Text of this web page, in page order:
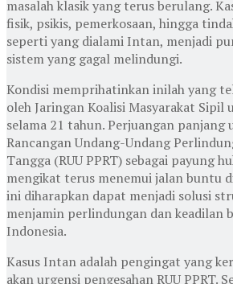
masalah klasik yang terus berulang.
fisik, psikis, pemerkosaan, hingga
seperti yang dialami Intan, menjadi
sistem yang gagal melindungi.
Kondisi memprihatinkan inilah yang
oleh Jaringan Koalisi Masyarakat Sipil
selama 21 tahun. Perjuangan panjang
Rancangan Undang-Undang
Tangga (RUU PPRT) sebagai payung
mengikat terus menemui jalan buntu
ini diharapkan dapat menjadi solusi
menjamin perlindungan dan keadilan
Indonesia.
Kasus Intan adalah pengingat yang
akan urgensi pengesahan RUU PPRT.